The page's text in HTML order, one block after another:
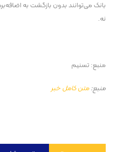
بانک می‌توانند بدون بازگشت به
نه.
منبع: تسنیم
منبع:متن کامل خبر